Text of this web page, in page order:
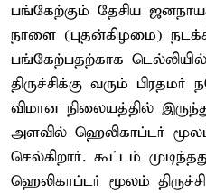
பங்கேற்கும் தேசிய
நாளை (புதன்கிழமை)
பங்கேற்பதற்காக
திருச்சிக்கு வரும் பிரதமர்
விமான நிலையத்தில்
அளவில் ஹெலிகாப்டர்
செல்கிறார். கூட்டம்
ஹெலிகாப்டர் மூலம்